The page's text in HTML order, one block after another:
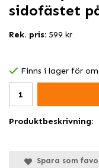
sidofästet
Rek. pris: 599 kr
Finns i lager för
Produktbeskrivning:
Spara som